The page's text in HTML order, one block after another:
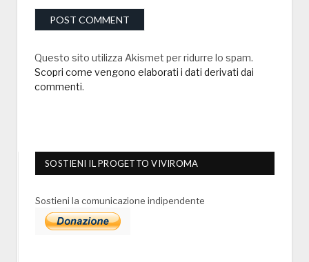
Questo sito utilizza Akismet per ridurre lo spam.
Scopri come vengono elaborati i dati derivati dai
commenti.
SOSTIENI IL PROGETTO VIVIROMA
Sostieni la comunicazione indipendente